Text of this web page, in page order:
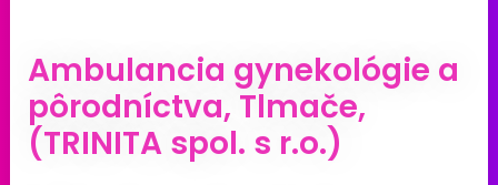
Ambulancia gynekológie a
pôrodníctva, Tlmače,
(TRINITA spol. s r.o.)